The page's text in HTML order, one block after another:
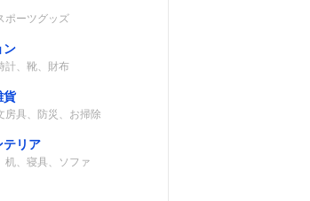
ポーツグッズ
ン
計、靴、財布
貨
房具、防災、お掃除
テリア
机、寝具、ソファ